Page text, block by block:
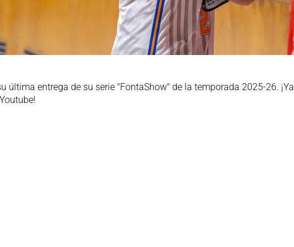
última entrega de su serie "FontaShow" de la temporada 2025-26. ¡Ya